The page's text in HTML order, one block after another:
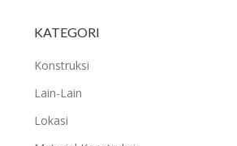
KATEGORI
Konstruksi
Lain-Lain
Lokasi